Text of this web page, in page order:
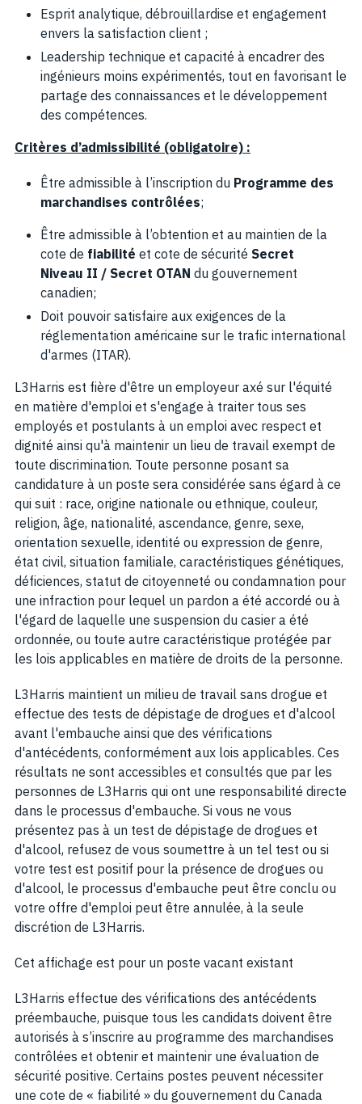
Esprit analytique, débrouillardise et engagement
envers la satisfaction client ;
Leadership technique et capacité à encadrer des
ingénieurs moins expérimentés, tout en favorisant le
partage des connaissances et le développement
des compétences.
Critères d’admissibilité (obligatoire) :
Être admissible à l’inscription du Programme des
marchandises contrôlées;
Être admissible à l’obtention et au maintien de la
cote de fiabilité et cote de sécurité Secret
Niveau II / Secret OTAN du gouvernement
canadien;
Doit pouvoir satisfaire aux exigences de la
réglementation américaine sur le trafic international
d'armes (ITAR).
L3Harris est fière d'être un employeur axé sur l'équité
en matière d'emploi et s'engage à traiter tous ses
employés et postulants à un emploi avec respect et
dignité ainsi qu'à maintenir un lieu de travail exempt de
toute discrimination. Toute personne posant sa
candidature à un poste sera considérée sans égard à ce
qui suit : race, origine nationale ou ethnique, couleur,
religion, âge, nationalité, ascendance, genre, sexe,
orientation sexuelle, identité ou expression de genre,
état civil, situation familiale, caractéristiques génétiques,
déficiences, statut de citoyenneté ou condamnation pour
une infraction pour lequel un pardon a été accordé ou à
l'égard de laquelle une suspension du casier a été
ordonnée, ou toute autre caractéristique protégée par
les lois applicables en matière de droits de la personne.
L3Harris maintient un milieu de travail sans drogue et
effectue des tests de dépistage de drogues et d'alcool
avant l'embauche ainsi que des vérifications
d'antécédents, conformément aux lois applicables. Ces
résultats ne sont accessibles et consultés que par les
personnes de L3Harris qui ont une responsabilité directe
dans le processus d'embauche. Si vous ne vous
présentez pas à un test de dépistage de drogues et
d'alcool, refusez de vous soumettre à un tel test ou si
votre test est positif pour la présence de drogues ou
d'alcool, le processus d'embauche peut être conclu ou
votre offre d'emploi peut être annulée, à la seule
discrétion de L3Harris.
Cet affichage est pour un poste vacant existant
L3Harris effectue des vérifications des antécédents
préembauche, puisque tous les candidats doivent être
autorisés à s’inscrire au programme des marchandises
contrôlées et obtenir et maintenir une évaluation de
sécurité positive. Certains postes peuvent nécessiter
une cote de « fiabilité » du gouvernement du Canada